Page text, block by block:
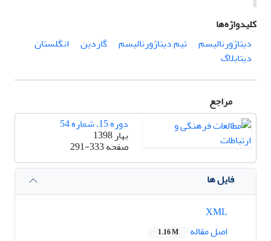
کلیدواژه‌ها
دیتاژورنالیسم
تیم دیتاژورنالیسم گاردین
انگلستان
دیتابلاگ
مراجع
دوره 15، شماره 54
بهار 1398
صفحه291-333
فایل ها
اصل مقاله
1.16 M